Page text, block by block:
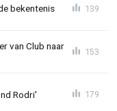
bekentenis 139
van Club naar
153
Rodri' 179